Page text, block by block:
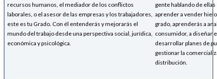
recursos humanos, el mediador de los conflictos
laborales, o el asesor de las empresas y los trabajadores,
este es tu Grado. Con él entenderás y mejorarás el
mundo del trabajo desde una perspectiva social, jurídica,
económica y psicológica.
gente hablando de
aprender a vender
grado, aprenderás a
consumidor, a diseñar
desarrollar planes de
gestionar la
distribución.